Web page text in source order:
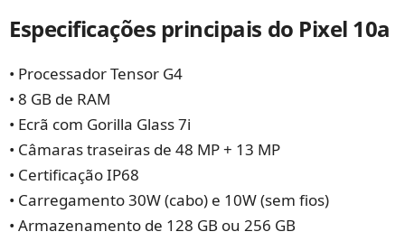
Especificações principais do Pixel 10a
• Processador Tensor G4
• 8 GB de RAM
• Ecrã com Gorilla Glass 7i
• Câmaras traseiras de 48 MP + 13 MP
• Certificação IP68
• Carregamento 30W (cabo) e 10W (sem fios)
• Armazenamento de 128 GB ou 256 GB